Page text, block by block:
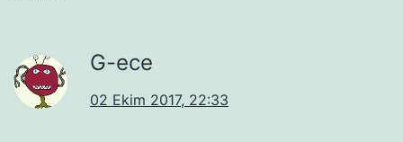
G-ece
02 Ekim 2017, 22:33